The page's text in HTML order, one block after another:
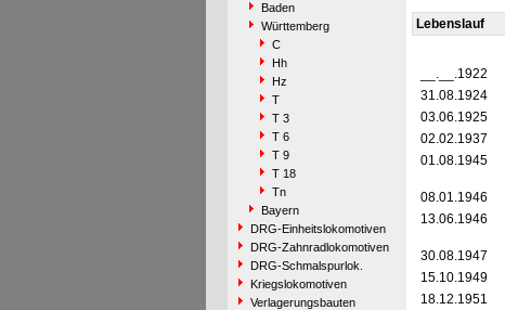
Baden
Württemberg
C
Hh
Hz
T
T 3
T 6
T 9
T 18
Tn
Bayern
DRG-Einheitslokomotiven
DRG-Zahnradlokomotiven
DRG-Schmalspurlok.
Kriegslokomotiven
Verlagerungsbauten
Lebenslauf
__.__.1922
31.08.1924
03.06.1925
02.02.1937
01.08.1945
08.01.1946
13.06.1946
30.08.1947
15.10.1949
18.12.1951